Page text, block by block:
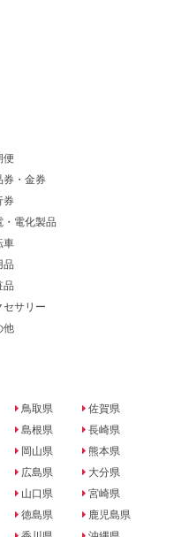
便
券・金券
券
・電化製品
車
品
品
セサリー
他
鳥取県
島根県
岡山県
広島県
山口県
徳島県
佐賀県
長崎県
熊本県
大分県
宮崎県
鹿児島県